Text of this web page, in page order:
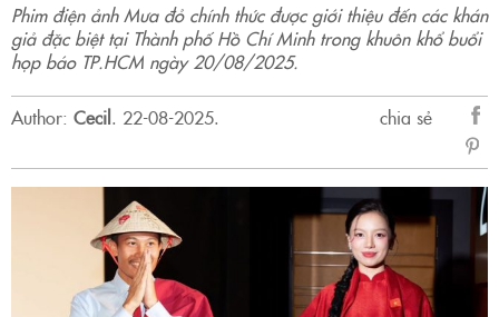
Phim điện ảnh Mưa đỏ chính thức được giới thiệu đến các khán
giả đặc biệt tại Thành phố Hồ Chí Minh trong khuôn khổ buổi
họp báo TP.HCM ngày 20/08/2025.
Author: Cecil. 22-08-2025.
chia sẻ
sẻ